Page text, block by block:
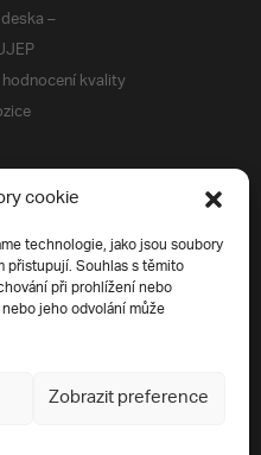
cookie
technologie, jako jsou soubory
přistupují. Souhlas s těmito
při prohlížení nebo
jeho odvolání může
Zobrazit preference
–
kvality